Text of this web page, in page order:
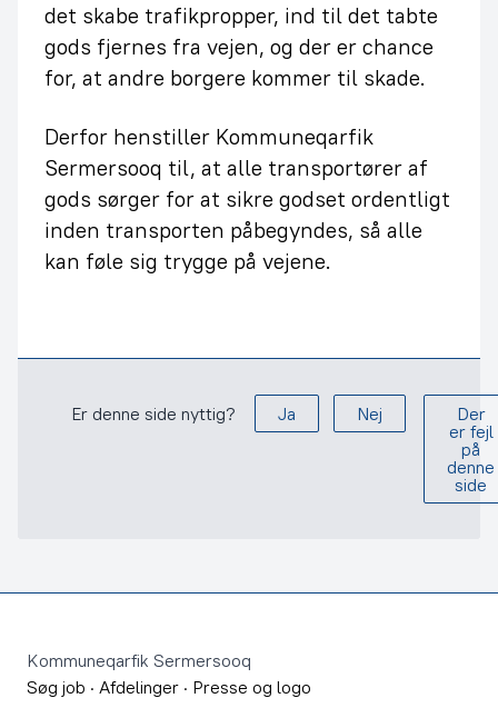
det skabe trafikpropper, ind til det tabte
gods fjernes fra vejen, og der er chance
for, at andre borgere kommer til skade.
Derfor henstiller Kommuneqarfik
Sermersooq til, at alle transportører af
gods sørger for at sikre godset ordentligt
inden transporten påbegyndes, så alle
kan føle sig trygge på vejene.
Er denne side nyttig? Ja Nej
Der
er fejl
på
denne
side
Kommuneqarfik Sermersooq
Søg job · Afdelinger · Presse og logo